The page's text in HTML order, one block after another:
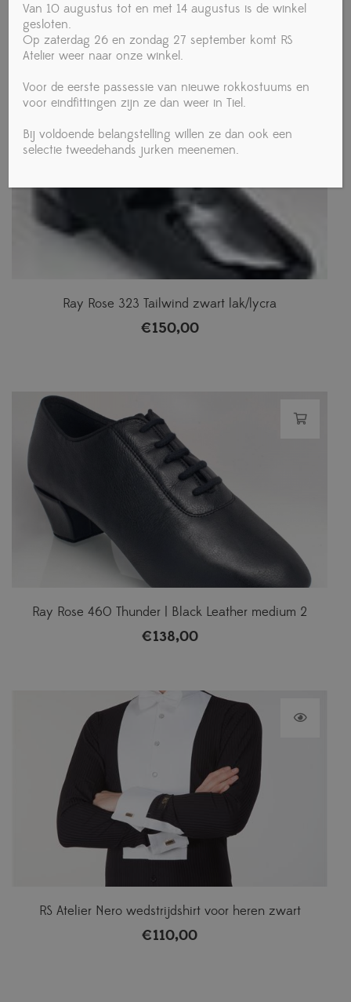
Ray Rose 323 Tailwind zwart lak/lycra
€150,00
Ray Rose 460 Thunder | Black Leather medium 2
€138,00
RS Atelier Nero wedstrijdshirt voor heren zwart
€110,00
Van 10 augustus tot en met 14 augustus is de winkel
gesloten.
Op zaterdag 26 en zondag 27 september komt RS
Atelier weer naar onze winkel.
Voor de eerste passessie van nieuwe rokkostuums en
voor eindfittingen zijn ze dan weer in Tiel.
Bij voldoende belangstelling willen ze dan ook een
selectie tweedehands jurken meenemen.